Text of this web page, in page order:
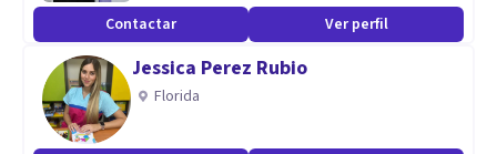
Contactar Ver perfil
Jessica Perez Rubio
Florida